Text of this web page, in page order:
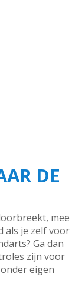
DE
mee
als je zelf voor
Ga dan
zijn voor
eigen